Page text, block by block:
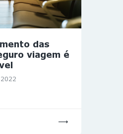
das
viagem é